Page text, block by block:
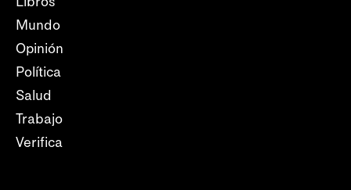
Mundo
Opinión
Política
Salud
Trabajo
Verifica